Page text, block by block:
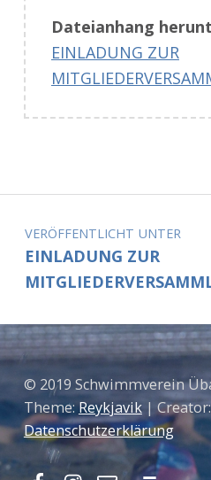
Dateianhang
EINLADUNG ZUR
VERÖFFENTLICHT UNTER
EINLADUNG ZUR
© 2019 Schwimmverein
Theme:Reykjavik|
Datenschutzerklärung
FacebookInstagram
Mail Nach oben ↑